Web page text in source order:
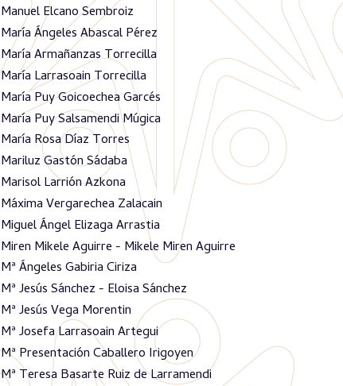
Manuel Elcano Sembroiz
María Ángeles Abascal Pérez
María Armañanzas Torrecilla
María Larrasoain Torrecilla
María Puy Goicoechea Garcés
María Puy Salsamendi Múgica
María Rosa Díaz Torres
Mariluz Gastón Sádaba
Marisol Larrión Azkona
Máxima Vergarechea Zalacain
Miguel Ángel Elizaga Arrastia
Miren Mikele Aguirre - Mikele Miren Aguirre
Mª Ángeles Gabiria Ciriza
Mª Jesús Sánchez - Eloisa Sánchez
Mª Jesús Vega Morentin
Mª Josefa Larrasoain Artegui
Mª Presentación Caballero Irigoyen
Mª Teresa Basarte Ruiz de Larramendi